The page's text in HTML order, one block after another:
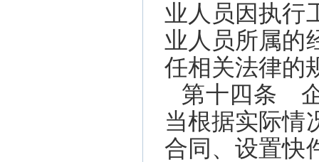
业人员因执行
业人员所属的
任相关法律的
第十四条
当根据实际情
合同、设置快